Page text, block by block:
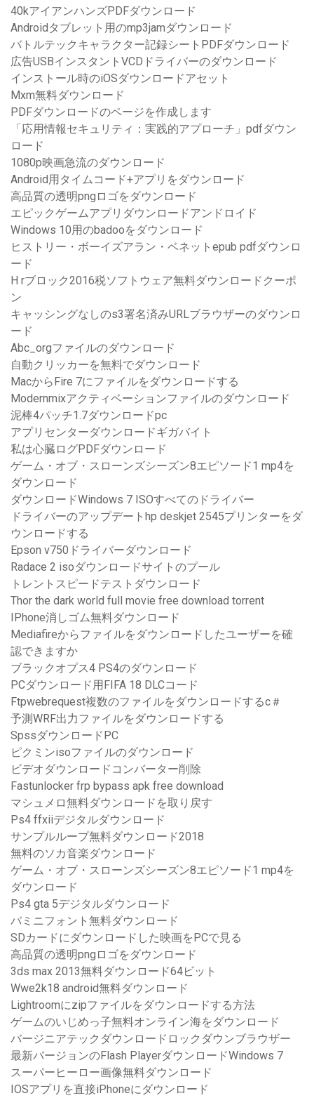
40kアイアンハンズPDFダウンロード
Androidタブレット用のmp3jamダウンロード
バトルテックキャラクター記録シートPDFダウンロード
広告USBインスタントVCDドライバーのダウンロード
インストール時のiOSダウンロードアセット
Mxm無料ダウンロード
PDFダウンロードのページを作成します
「応用情報セキュリティ：実践的アプローチ」pdfダウン
ロード
1080p映画急流のダウンロード
Android用タイムコード+アプリをダウンロード
高品質の透明pngロゴをダウンロード
エピックゲームアプリダウンロードアンドロイド
Windows 10用のbadooをダウンロード
ヒストリー・ボーイズアラン・ベネットepub pdfダウンロ
ード
H rブロック2016税ソフトウェア無料ダウンロードクーポ
ン
キャッシングなしのs3署名済みURLブラウザーのダウンロ
ード
Abc_orgファイルのダウンロード
自動クリッカーを無料でダウンロード
MacからFire 7にファイルをダウンロードする
Modernmixアクティベーションファイルのダウンロード
泥棒4パッチ1.7ダウンロードpc
アプリセンターダウンロードギガバイト
私は心臓ログPDFダウンロード
ゲーム・オブ・スローンズシーズン8エピソード1 mp4を
ダウンロード
ダウンロードWindows 7 ISOすべてのドライバー
ドライバーのアップデートhp deskjet 2545プリンターをダ
ウンロードする
Epson v750ドライバーダウンロード
Radace 2 isoダウンロードサイトのプール
トレントスピードテストダウンロード
Thor the dark world full movie free download torrent
IPhone消しゴム無料ダウンロード
Mediafireからファイルをダウンロードしたユーザーを確
認できますか
ブラックオプス4 PS4のダウンロード
PCダウンロード用FIFA 18 DLCコード
Ftpwebrequest複数のファイルをダウンロードするc＃
予測WRF出力ファイルをダウンロードする
SpssダウンロードPC
ピクミンisoファイルのダウンロード
ビデオダウンロードコンバーター削除
Fastunlocker frp bypass apk free download
マシュメロ無料ダウンロードを取り戻す
Ps4 ffxiiデジタルダウンロード
サンプルループ無料ダウンロード2018
無料のソカ音楽ダウンロード
ゲーム・オブ・スローンズシーズン8エピソード1 mp4を
ダウンロード
Ps4 gta 5デジタルダウンロード
バミニフォント無料ダウンロード
SDカードにダウンロードした映画をPCで見る
高品質の透明pngロゴをダウンロード
3ds max 2013無料ダウンロード64ビット
Wwe2k18 android無料ダウンロード
Lightroomにzipファイルをダウンロードする方法
ゲームのいじめっ子無料オンライン海をダウンロード
バージニアテックダウンロードロックダウンブラウザー
最新バージョンのFlash PlayerダウンロードWindows 7
スーパーヒーロー画像無料ダウンロード
IOSアプリを直接iPhoneにダウンロード